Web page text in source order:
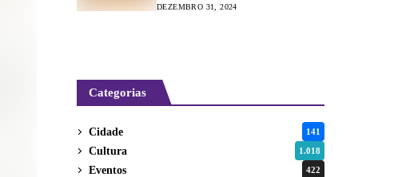
DEZEMBRO 31, 2024
Categorias
Cidade 141
Cultura 1.018
Eventos 422